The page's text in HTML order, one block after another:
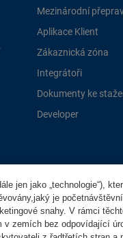
Mezinárodní
Aplikace Klient
Zákaznická zóna
Integrátoři
Dokumenty ke
Developer
jen jako „technologie“),
je
snahy. V rámci
v zemích bez odpovídající